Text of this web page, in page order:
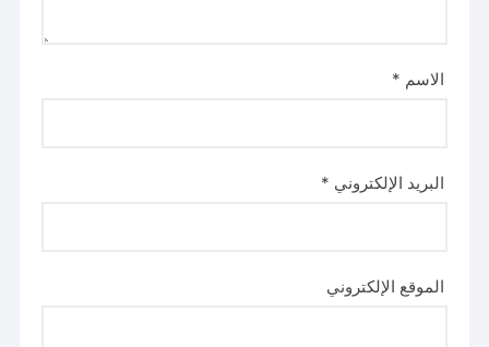
الاسم *
البريد الإلكتروني *
الموقع الإلكتروني